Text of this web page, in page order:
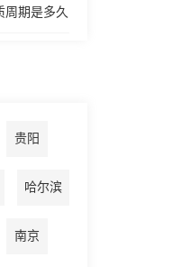
周期是多久
贵阳
哈尔滨
南京